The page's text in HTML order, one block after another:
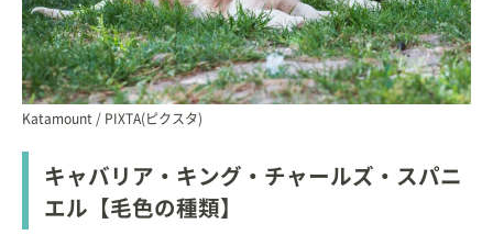
Katamount / PIXTA(ピクスタ)
キャバリア・キング・チャールズ・スパニ
エル【毛色の種類】